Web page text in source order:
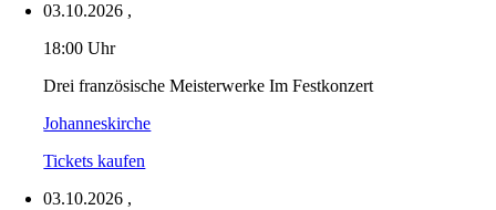
03.10.2026 ,
18:00 Uhr
Drei französische Meisterwerke Im Festkonzert
Johanneskirche
Tickets kaufen
03.10.2026 ,